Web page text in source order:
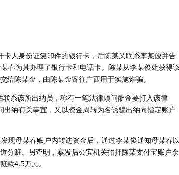
人身份证复印件的银行卡，后陈某又联系李某俊并告
春为其办理了银行卡和电话卡。陈某从李某俊处获得
陈某金，由陈某金寄往广西用于实施诈骗。
系该所出纳员，称有一笔法律顾问酬金要打入该律
纳有关事宜，又以资金周转为名诱骗出纳向指定账户
母某春账户内转进资金后，通过李某俊通知母某春以
分赃。另查明，案发后公安机关扣押陈某支付宝账户余
款4.5万元。